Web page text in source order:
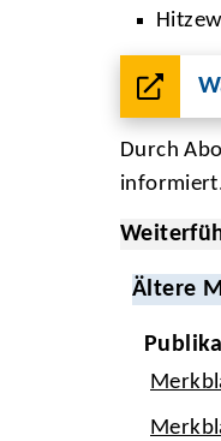
Durch
Ältere